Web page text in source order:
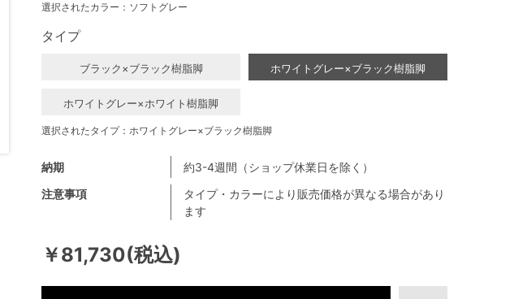
￥81,730(税込)
注意事項
タイプ・カラーにより販売価格が異なる場合があり
ます
納期 約3-4週間（ショップ休業日を除く）
選択されたカラー：ソフトグレー
タイプ
ブラック×ブラック樹脂脚 ホワイトグレー×ブラック樹脂脚
ホワイトグレー×ホワイト樹脂脚
選択されたタイプ：ホワイトグレー×ブラック樹脂脚